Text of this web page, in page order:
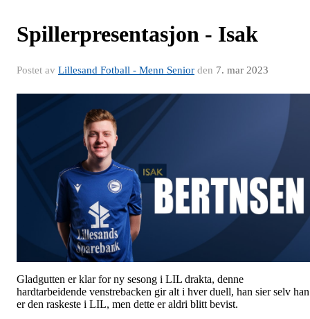
Spillerpresentasjon - Isak
Postet av Lillesand Fotball - Menn Senior den 7. mar 2023
Gladgutten er klar for ny sesong i LIL drakta, denne
hardtarbeidende venstrebacken gir alt i hver duell, han sier selv han
er den raskeste i LIL, men dette er aldri blitt bevist.